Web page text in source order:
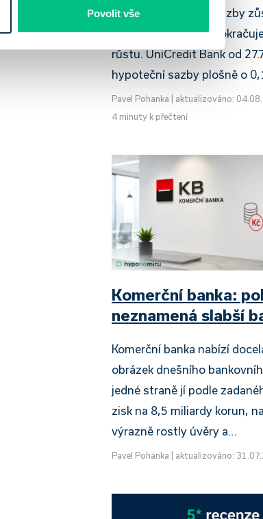
Povolit vše2026 potvrzuje, že sazby
tlakem a část bank
růstu. UniCredit Bank od
hypoteční sazby plošně o
Pavel Pohanka
aktualizováno:
4 minuty k přečtení
Komerční banka:
neznamená slabší
Komerční banka nabízí
obrázek dnešního
jedné straně jí podle
zisk na 8,5 miliardy korun,
výrazně rostly úvěry a…
Pavel Pohanka aktualizováno: